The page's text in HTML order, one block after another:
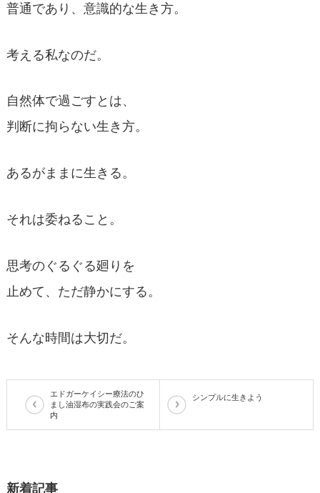
普通であり、意識的な生き方。
考える私なのだ。
自然体で過ごすとは、
判断に拘らない生き方。
あるがままに生きる。
それは委ねること。
思考のぐるぐる廻りを
止めて、ただ静かにする。
そんな時間は大切だ。
エドガーケイシー療法のひ
まし油湿布の実践会のご案
内
シンプルに生きよう
新着記事